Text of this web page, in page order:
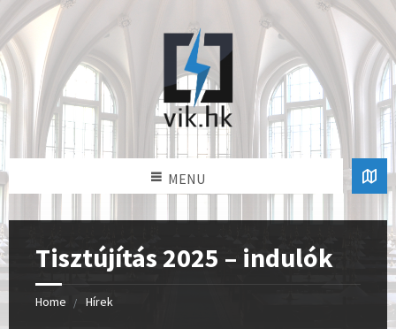
MENU
Tisztújítás 2025 – indulók
Home Hírek